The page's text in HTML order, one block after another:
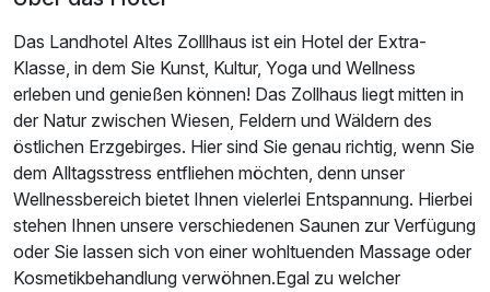
Ausstattung
Für 8 Tage p.P. ab420,00 €
Das Landhotel Altes Zolllhaus ist ein Hotel der Extra-
Klasse, in dem Sie Kunst, Kultur, Yoga und Wellness
erleben und genießen können! Das Zollhaus liegt mitten in
der Natur zwischen Wiesen, Feldern und Wäldern des
östlichen Erzgebirges. Hier sind Sie genau richtig, wenn Sie
dem Alltagsstress entfliehen möchten, denn unser
Wellnessbereich bietet Ihnen vielerlei Entspannung. Hierbei
stehen Ihnen unsere verschiedenen Saunen zur Verfügung
oder Sie lassen sich von einer wohltuenden Massage oder
Kosmetikbehandlung verwöhnen.Egal zu welcher